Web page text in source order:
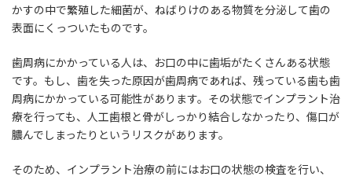
かすの中で繁殖した細菌が、ねばりけのある物質を分泌して歯の
表面にくっついたものです。
歯周病にかかっている人は、お口の中に歯垢がたくさんある状態
です。もし、歯を失った原因が歯周病であれば、残っている歯も歯
周病にかかっている可能性があります。その状態でインプラント治
療を行っても、人工歯根と骨がしっかり結合しなかったり、傷口が
膿んでしまったりというリスクがあります。
そのため、インプラント治療の前にはお口の状態の検査を行い、